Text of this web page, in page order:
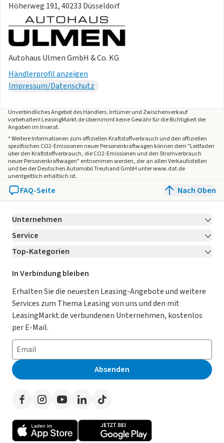
Höherweg 191, 40233 Düsseldorf
Autohaus Ulmen GmbH & Co. KG
Händlerprofil anzeigen
Impressum/Datenschutz
Unverbindliches Angebot desHändlers. Irrtümer und Zwischenverkauf
vorbehalten! LeasingMarkt.de übernimmt keine Gewähr für die Richtigkeit der
Angaben im Inserat.
* Weitere Informationen zum offiziellen Kraftstoffverbrauch und den offiziellen
spezifischen CO2-Emissionen neuer Personenkraftwagen können dem "Leitfaden
über den Kraftstoffverbrauch, die CO2-Emissionen und den Stromverbrauch
neuer Personenkraftwagen" entnommen werden, der an allen Verkaufsstellen
und bei der Deutschen Automobil Treuhand GmbH unter www.dat.de
unentgeltlich erhältlich ist.
FAQ-Seite Nach Oben
Unternehmen
Über LeasingMarkt.de
Karriere Jetzt bewerben!
Für Händler
Kooperation mit AutoScout24
AGB
Datenschutz
Impressum
Erklärung zur Barrierefreiheit
Presse
Service
Kontakt
Ratgeber
Magazin
Datenschutz-Einstellungen
So funktioniert’s
Häufig gestellte Fragen
Leasing-Lexikon
Auto-Tests
Werben auf LeasingMarkt.de
Top-Kategorien
Leasing Deals
Gebrauchtwagen Leasing
Leasing ohne Anzahlung
E-Auto Leasing
Privatleasing
Leasing-Vergleiche
Herstellerverzeichnis
Händlerverzeichnis
In Verbindung bleiben
Erhalten Sie die neuesten Leasing-Angebote und weitere
Services zum Thema Leasing von uns und den mit
LeasingMarkt.de verbundenen Unternehmen, kostenlos
per E-Mail.
Absenden